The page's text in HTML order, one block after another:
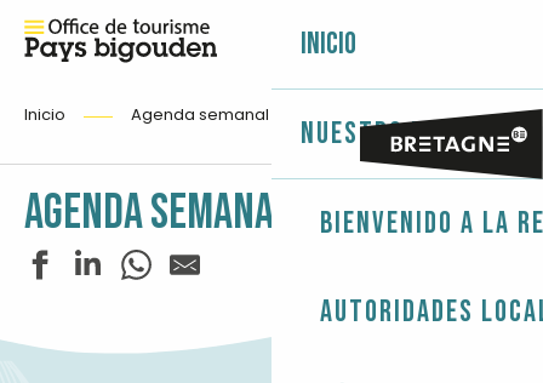
Inicio
Nuestro
Bienvenido a la
Autoridades
Inicio Agenda semanal
AGENDA SEMANAL
Expo photo - François Coudriou